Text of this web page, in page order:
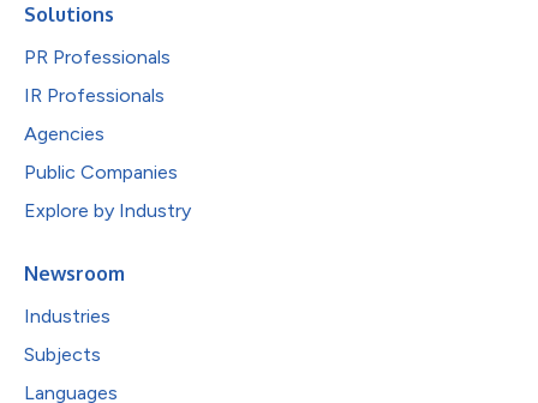
Solutions
PR Professionals
IR Professionals
Agencies
Public Companies
Explore by Industry
Newsroom
Industries
Subjects
Languages